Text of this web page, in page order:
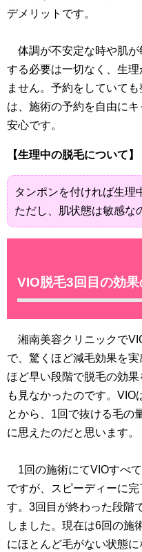
デメリットです。
体調が不安定な時や肌が
する必要は一切なく、生
ません。予約をしていて
は、施術の予約を自由に
安心です。
【生理中の脱毛について】
タンポンを付ければ生理
ただし、肌状態は敏感な
VIO脱毛3回目の効果
湘南美容クリニックで
で、驚くほど減毛効果を
ほど早い段階で脱毛の効
も見なかったのです。VIO
とから、1回で抜ける毛の
に思えたのだと思います。
1回の施術にてVIOすべ
ですが、スピーディーに
す。3回目が終わった段階
しました。現在は6回の施
にほとんど毛がない状態に